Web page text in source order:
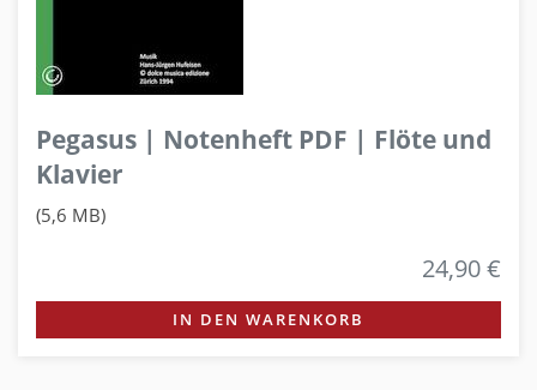
Pegasus | Notenheft PDF | Flöte und
Klavier
(5,6 MB)
24,90 €
IN DEN WARENKORB